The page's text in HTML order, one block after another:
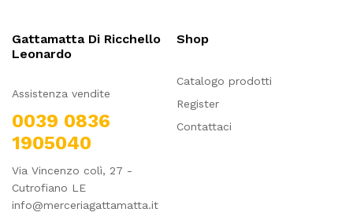
Gattamatta Di Ricchello
Leonardo
Assistenza vendite
0039 0836
1905040
Via Vincenzo colì, 27 -
Cutrofiano LE
info@merceriagattamatta.it
Shop
Catalogo prodotti
Register
Contattaci